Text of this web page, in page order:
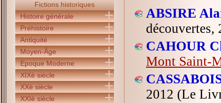
Fictions historiques
Histoire générale
Préhistoire
Antiquité
Moyen-Âge
Epoque Moderne
XIXè siècle
XXè siècle
XXIè siècle
ABSIRE
découvertes,
CAHOUR
Mont Saint-
2012 (Le